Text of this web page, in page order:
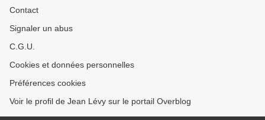
Contact
Signaler un abus
C.G.U.
Cookies et données personnelles
Préférences cookies
Voir le profil de Jean Lévy sur le portail Overblog